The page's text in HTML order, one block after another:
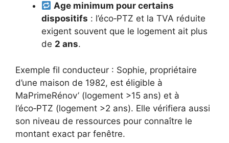
Age minimum pour certains
dispositifs : l’éco‑PTZ et la TVA réduite
exigent souvent que le logement ait plus
de 2 ans.
Exemple fil conducteur : Sophie, propriétaire
d’une maison de 1982, est éligible à
MaPrimeRénov’ (logement >15 ans) et à
l’éco‑PTZ (logement >2 ans). Elle vérifiera aussi
son niveau de ressources pour connaître le
montant exact par fenêtre.